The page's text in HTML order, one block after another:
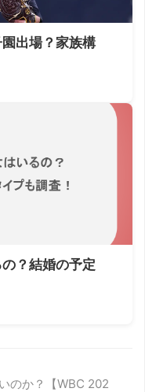
出場？家族構
？結婚の予定
のか？【WBC 202